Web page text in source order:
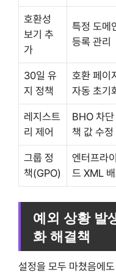
호환성
보기 추
가
특정 도메
등록 관리
30일 유
지 정책
호환 페이
자동 초기
레지스트
리 제어
BHO 차단
책 값 수정
그룹 정
책(GPO)
엔터프라
드 XML
예외 상황 발
화 해결책
설정을 모두 마쳤음에